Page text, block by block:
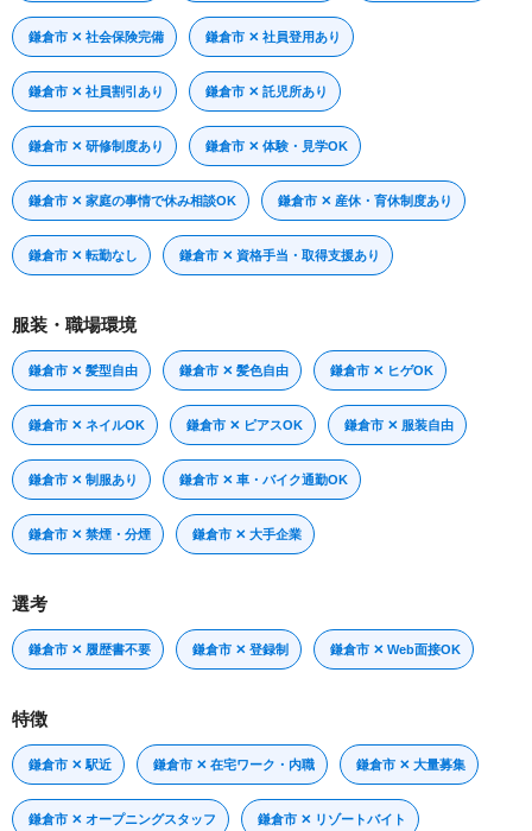
鎌倉市 ✕ 社会保険完備 鎌倉市 ✕ 社員登用あり
鎌倉市 ✕ 社員割引あり 鎌倉市 ✕ 託児所あり
鎌倉市 ✕ 研修制度あり 鎌倉市 ✕ 体験・見学OK
鎌倉市 ✕ 家庭の事情で休み相談OK 鎌倉市 ✕ 産休・育休制度あり
鎌倉市 ✕ 転勤なし 鎌倉市 ✕ 資格手当・取得支援あり
服装・職場環境
鎌倉市 ✕ 髪型自由 鎌倉市 ✕ 髪色自由 鎌倉市 ✕ ヒゲOK
鎌倉市 ✕ ネイルOK 鎌倉市 ✕ ピアスOK 鎌倉市 ✕ 服装自由
鎌倉市 ✕ 制服あり 鎌倉市 ✕ 車・バイク通勤OK
鎌倉市 ✕ 禁煙・分煙 鎌倉市 ✕ 大手企業
選考
鎌倉市 ✕ 履歴書不要 鎌倉市 ✕ 登録制 鎌倉市 ✕ Web面接OK
特徴
鎌倉市 ✕ 駅近 鎌倉市 ✕ 在宅ワーク・内職 鎌倉市 ✕ 大量募集
鎌倉市 ✕ オープニングスタッフ 鎌倉市 ✕ リゾートバイト